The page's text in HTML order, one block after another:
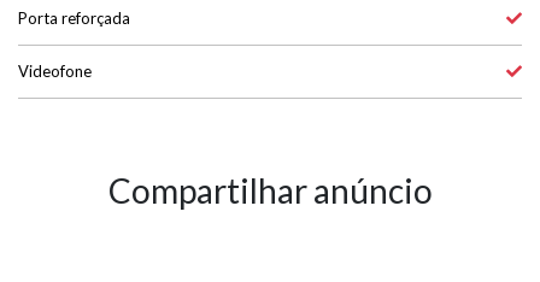
Porta reforçada
Videofone
Compartilhar anúncio